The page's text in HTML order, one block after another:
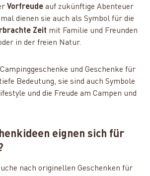
Vorfreude auf zukünftige Abenteuer
dienen sie auch als Symbol für die
Zeit mit Familie und Freunden
in der freien Natur.
und Geschenke für
Bedeutung, sie sind auch Symbole
und die Freude am Campen und
eignen sich für
nach originellen Geschenken für